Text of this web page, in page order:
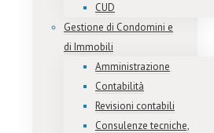
CUD
Gestione di Condomini e
di Immobili
Amministrazione
Contabilità
Revisioni contabili
Consulenze tecniche,